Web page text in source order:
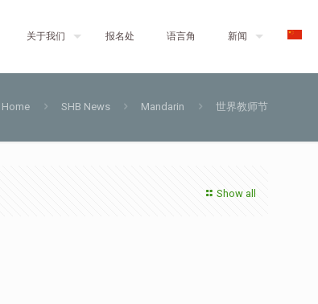
关于我们 报名处 语言角 新闻
Home SHB News Mandarin 世界教师节
Show all